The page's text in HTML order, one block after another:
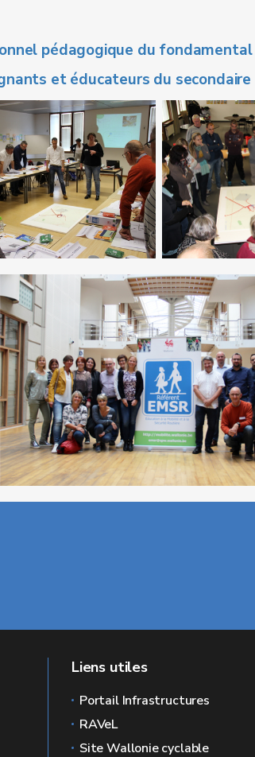
pédagogique du fondamental
et éducateurs du secondaire
Liens utiles
Portail Infrastructures
RAVeL
Site Wallonie cyclable